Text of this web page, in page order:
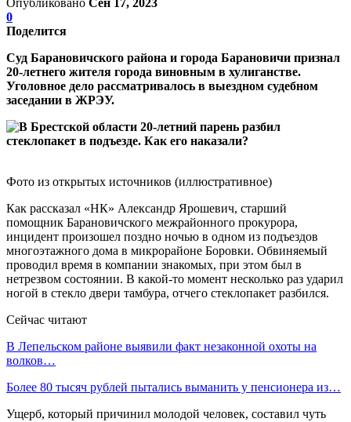
0
Поделится
Суд Барановичского района и города Барановичи признал
20-летнего жителя города виновным в хулиганстве.
Уголовное дело рассматривалось в выездном судебном
заседании в ЖРЭУ.
Фото из открытых источников (иллюстративное)
Как рассказал «НК» Александр Ярошевич, старший
помощник Барановичского межрайонного прокурора,
инцидент произошел поздно ночью в одном из подъездов
многоэтажного дома в микрорайоне Боровки. Обвиняемый
проводил время в компании знакомых, при этом был в
нетрезвом состоянии. В какой-то момент несколько раз ударил
ногой в стекло двери тамбура, отчего стеклопакет разбился.
Сейчас читают
В Лепельском районе выявили факт незаконной охоты на
волков…
Более 80 тысяч рублей пытались выманить у пенсионера из…
Ущерб, который причинил молодой человек, составил чуть